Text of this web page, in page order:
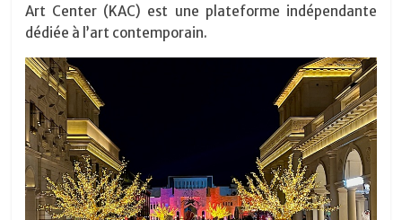
Art Center (KAC) est une plateforme indépendante
dédiée à l’art contemporain.